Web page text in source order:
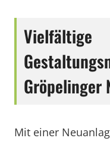
Vielfältige
Gröpelinger
Mit einer